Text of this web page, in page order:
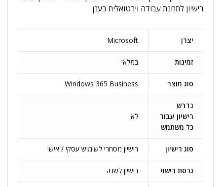
רישיון לתחנת עבודה וירטואלית בענן
יצרן Microsoft
זמינות במלאי
סוג מוצר Windows 365 Business
נדרש
רישיון עבור
כל משתמש
לא
סוג רישיון רישיון מסחרי לשימוש עסקי / אישי
גרסת רישוי רישיון לשנה